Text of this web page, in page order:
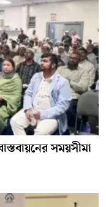
সময়সীমা